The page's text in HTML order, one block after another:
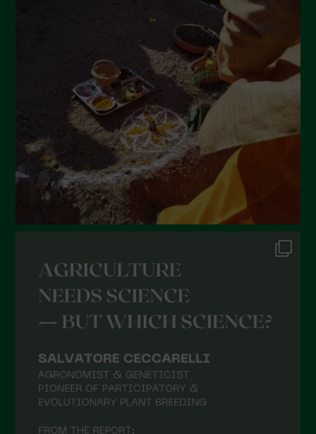
Aprile 2022
Marzo 2022
Febbraio 2022
Gennaio 2022
Dicembre 2021
Novembre 2021
Settembre 2021
Agosto 2021
Luglio 2021
Aprile 2021